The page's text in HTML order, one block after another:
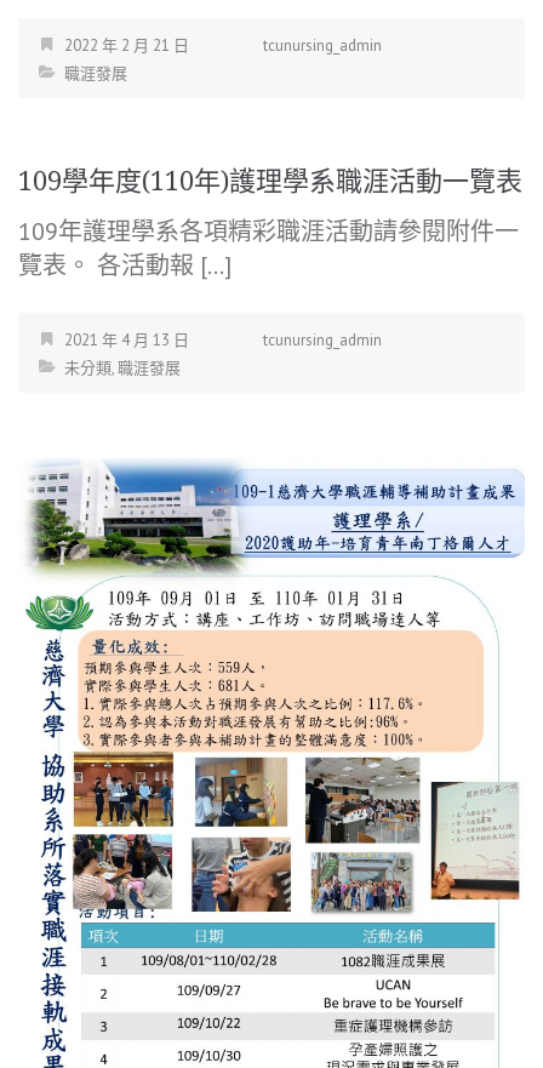
2022 年 2 月 21 日
tcunursing_admin
職涯發展
109學年度(110年)護理學系職涯活動一覽表
109年護理學系各項精彩職涯活動請參閱附件一
覽表。 各活動報 […]
2021 年 4 月 13 日
tcunursing_admin
未分類,職涯發展